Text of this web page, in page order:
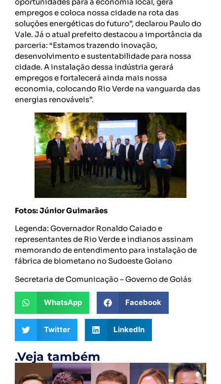
empregos e coloca nossa cidade na rota das
soluções energéticas do futuro”, declarou Paulo do
Vale. Já o atual prefeito destacou a importância da
parceria: “Estamos trazendo inovação,
desenvolvimento e sustentabilidade para nossa
cidade. A instalação dessa indústria gerará
empregos e fortalecerá ainda mais nossa
economia, colocando Rio Verde na vanguarda das
energias renováveis”.
Fotos: Júnior Guimarães
Legenda: Governador Ronaldo Caiado e
representantes de Rio Verde e indianos assinam
memorando de entendimento para instalação de
fábrica de biometano no Sudoeste Goiano
Secretaria de Comunicação – Governo de Goiás
WhatsApp Facebook
Twitter LinkedIn
.Veja também